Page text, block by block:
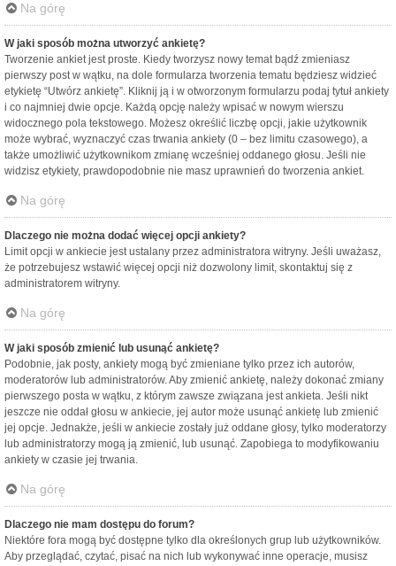
Na górę
W jaki sposób można utworzyć ankietę?
Tworzenie ankiet jest proste. Kiedy tworzysz nowy temat bądź zmieniasz
pierwszy post w wątku, na dole formularza tworzenia tematu będziesz widzieć
etykietę “Utwórz ankietę”. Kliknij ją i w otworzonym formularzu podaj tytuł ankiety
i co najmniej dwie opcje. Każdą opcję należy wpisać w nowym wierszu
widocznego pola tekstowego. Możesz określić liczbę opcji, jakie użytkownik
może wybrać, wyznaczyć czas trwania ankiety (0 – bez limitu czasowego), a
także umożliwić użytkownikom zmianę wcześniej oddanego głosu. Jeśli nie
widzisz etykiety, prawdopodobnie nie masz uprawnień do tworzenia ankiet.
Na górę
Dlaczego nie można dodać więcej opcji ankiety?
Limit opcji w ankiecie jest ustalany przez administratora witryny. Jeśli uważasz,
że potrzebujesz wstawić więcej opcji niż dozwolony limit, skontaktuj się z
administratorem witryny.
Na górę
W jaki sposób zmienić lub usunąć ankietę?
Podobnie, jak posty, ankiety mogą być zmieniane tylko przez ich autorów,
moderatorów lub administratorów. Aby zmienić ankietę, należy dokonać zmiany
pierwszego posta w wątku, z którym zawsze związana jest ankieta. Jeśli nikt
jeszcze nie oddał głosu w ankiecie, jej autor może usunąć ankietę lub zmienić
jej opcje. Jednakże, jeśli w ankiecie zostały już oddane głosy, tylko moderatorzy
lub administratorzy mogą ją zmienić, lub usunąć. Zapobiega to modyfikowaniu
ankiety w czasie jej trwania.
Na górę
Dlaczego nie mam dostępu do forum?
Niektóre fora mogą być dostępne tylko dla określonych grup lub użytkowników.
Aby przeglądać, czytać, pisać na nich lub wykonywać inne operacje, musisz